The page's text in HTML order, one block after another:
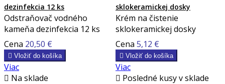
dezinfekcia 12 ks
Odstraňovač vodného
kameňa dezinfekcia 12 ks
Cena 20,50 €
 Vložiť do košíka
Viac
 Na sklade
sklokeramickej dosky
Krém na čistenie
sklokeramickej dosky
Cena 5,12 €
 Vložiť do košíka
Viac
 Posledné kusy v sklade